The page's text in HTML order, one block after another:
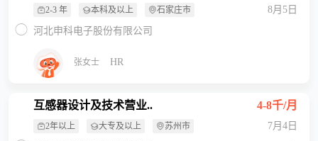
2-3 年 本科及以上 石家庄市
8月5日
河北申科电子股份有限公司
张女士 HR
互感器设计及技术营业.. 4-8千/月
2年以上 大专及以上 苏州市
7月4日